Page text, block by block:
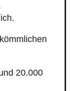
20.000